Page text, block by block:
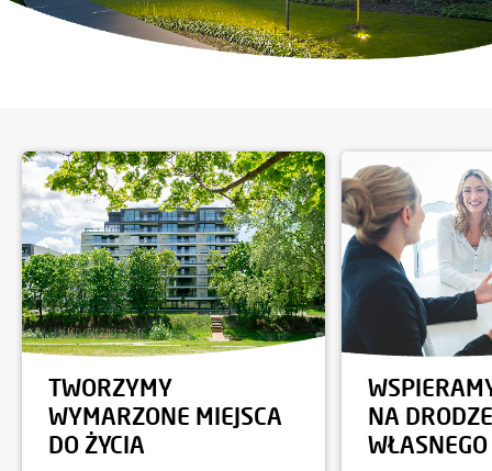
TWORZYMY
WYMARZONE MIEJSCA
DO ŻYCIA
NA